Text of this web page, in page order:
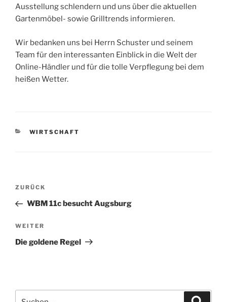
Ausstellung schlendern und uns über die aktuellen
Gartenmöbel- sowie Grilltrends informieren.
Wir bedanken uns bei Herrn Schuster und seinem
Team für den interessanten Einblick in die Welt der
Online-Händler und für die tolle Verpflegung bei dem
heißen Wetter.
KATEGORIEN
WIRTSCHAFT
Beitragsnavigation
Vorheriger
Beitrag
ZURÜCK
WBM 11c besucht Augsburg
Nächster
Beitrag
WEITER
Die goldene Regel